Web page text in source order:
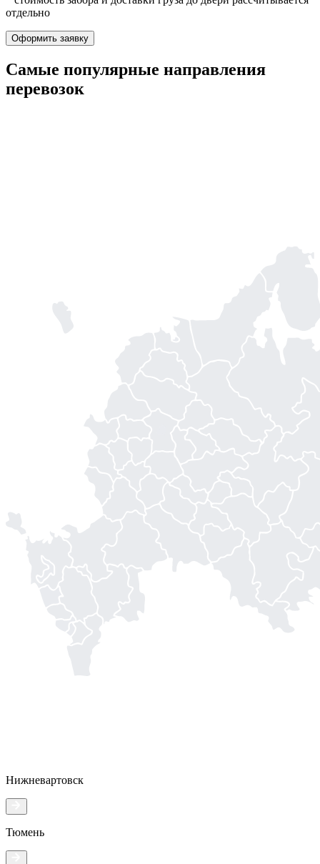
отдельно
Оформить заявку
Самые популярные направления
перевозок
Нижневартовск
Тюмень